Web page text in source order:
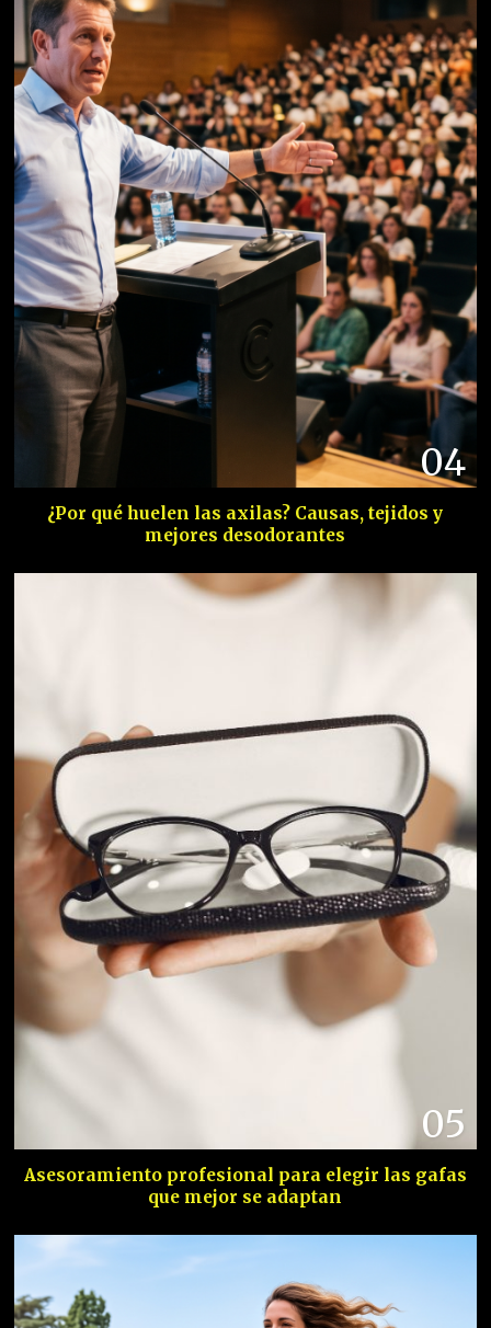
04
¿Por qué huelen las axilas? Causas, tejidos y
mejores desodorantes
05
Asesoramiento profesional para elegir las gafas
que mejor se adaptan